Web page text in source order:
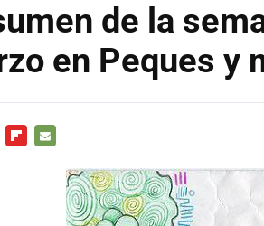
de la
en Peques y